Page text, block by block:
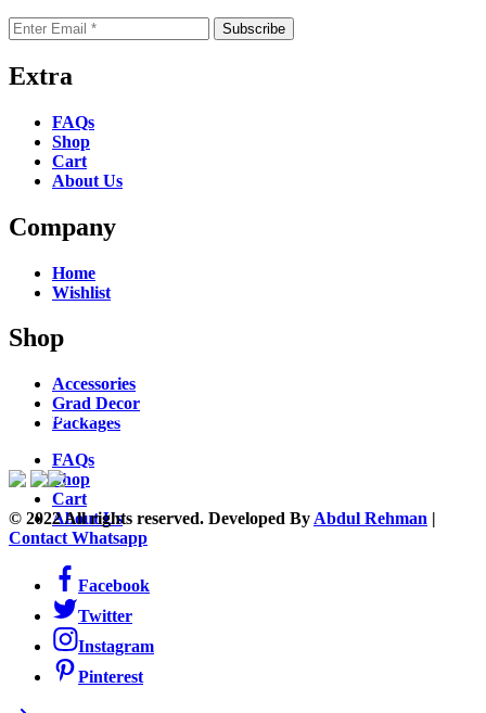
Extra
FAQs
Shop
Cart
About Us
Company
Home
Wishlist
Shop
Accessories
Grad Decor
Packages
FAQs
Shop
Cart
About Us
ACCEPTED PAYMENTS
© 2022 All rights reserved. Developed By Abdul Rehman |
Contact Whatsapp
Facebook
Twitter
Instagram
Pinterest